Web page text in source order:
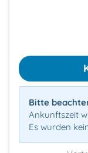
Bitte
Ankunftszeit
Es wurden